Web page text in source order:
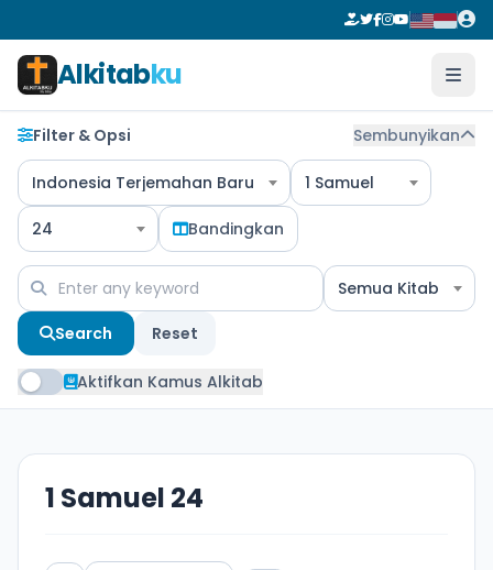
Alkitabku
Filter & Opsi Sembunyikan
Indonesia Terjemahan Baru 1 Samuel
24 Bandingkan
Semua Kitab
Search Reset
Aktifkan Kamus Alkitab
1 Samuel 24